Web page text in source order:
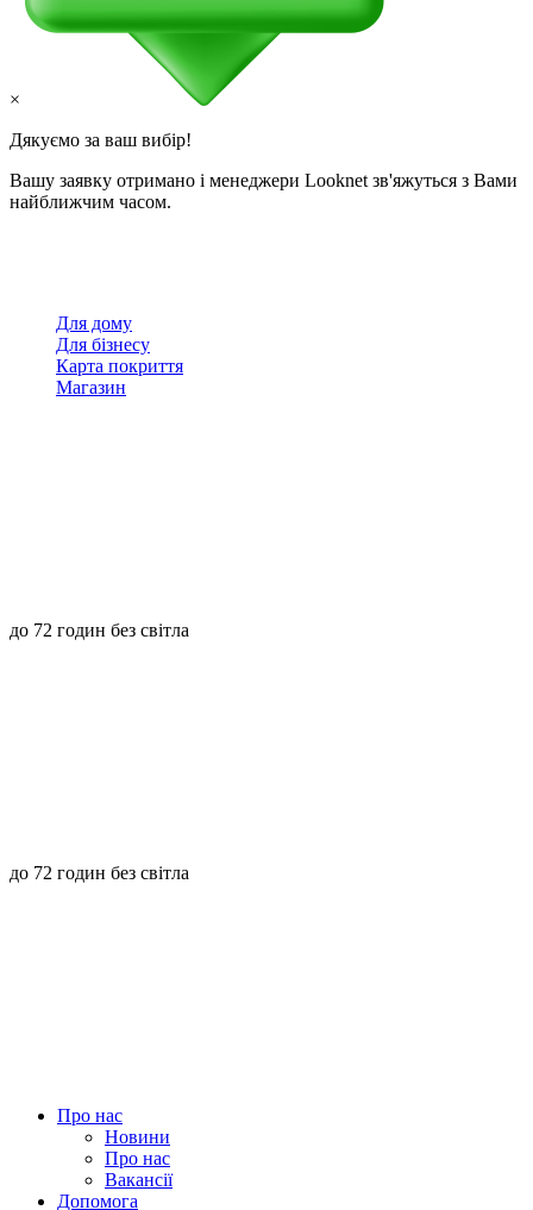
×
Дякуємо за ваш вибір!
Вашу заявку отримано і менеджери Looknet зв'яжуться з Вами
найближчим часом.
Для дому
Для бізнесу
Карта покриття
Магазин
до 72 годин без світла
до 72 годин без світла
Про нас
Новини
Про нас
Вакансії
Допомога